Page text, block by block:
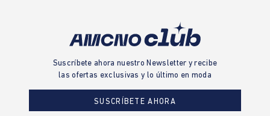
Suscríbete ahora nuestro Newsletter y recibe
las ofertas exclusivas y lo último en moda
SUSCRÍBETE AHORA